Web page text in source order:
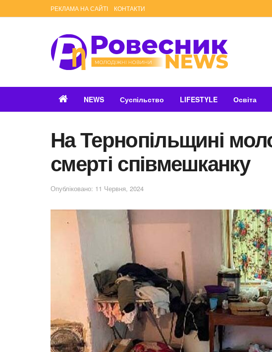
РЕКЛАМА НА САЙТІ КОНТАКТИ
NEWS Суспільство LIFESTYLE Освіта
На Тернопільщині
смерті співмешканку
Опубліковано: 11 Червня, 2024